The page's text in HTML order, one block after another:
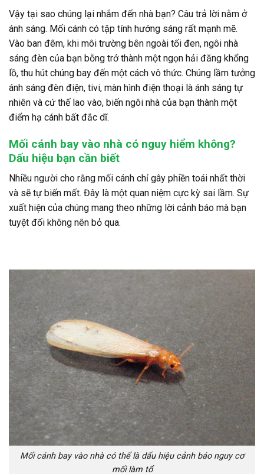
Vậy tại sao chúng lại nhắm đến nhà bạn? Câu trả lời nằm ở
ánh sáng. Mối cánh có tập tính hướng sáng rất mạnh mẽ.
Vào ban đêm, khi môi trường bên ngoài tối đen, ngôi nhà
sáng đèn của bạn bỗng trở thành một ngọn hải đăng khổng
lồ, thu hút chúng bay đến một cách vô thức. Chúng lầm tưởng
ánh sáng đèn điện, tivi, màn hình điện thoại là ánh sáng tự
nhiên và cứ thế lao vào, biến ngôi nhà của bạn thành một
điểm hạ cánh bất đắc dĩ.
Mối cánh bay vào nhà có nguy hiểm không?
Dấu hiệu bạn cần biết
Nhiều người cho rằng mối cánh chỉ gây phiền toái nhất thời
và sẽ tự biến mất. Đây là một quan niệm cực kỳ sai lầm. Sự
xuất hiện của chúng mang theo những lời cảnh báo mà bạn
tuyệt đối không nên bỏ qua.
Mối cánh bay vào nhà có thể là dấu hiệu cảnh báo nguy cơ
mối làm tổ